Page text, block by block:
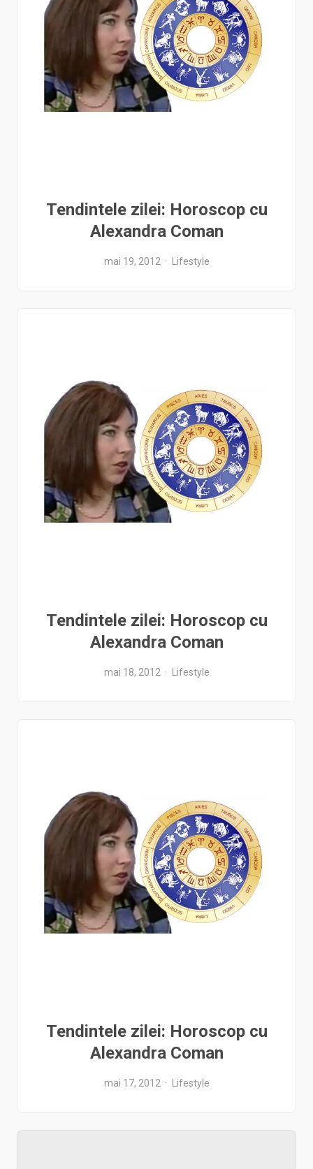
Tendintele zilei: Horoscop cu
Alexandra Coman
mai 19, 2012 Lifestyle
Tendintele zilei: Horoscop cu
Alexandra Coman
mai 18, 2012 Lifestyle
Tendintele zilei: Horoscop cu
Alexandra Coman
mai 17, 2012 Lifestyle